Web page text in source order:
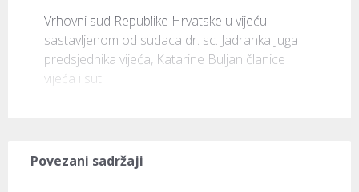
Vrhovni sud Republike Hrvatske u vijeću
sastavljenom od sudaca dr. sc. Jadranka Juga
predsjednika vijeća, Katarine Buljan članice
vijeća i sut
Povezani sadržaji